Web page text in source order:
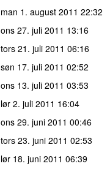
man 1. august 2011 22:32
ons 27. juli 2011 13:16
tors 21. juli 2011 06:16
søn 17. juli 2011 02:52
ons 13. juli 2011 03:53
lør 2. juli 2011 16:04
ons 29. juni 2011 00:46
tors 23. juni 2011 02:53
lør 18. juni 2011 06:39